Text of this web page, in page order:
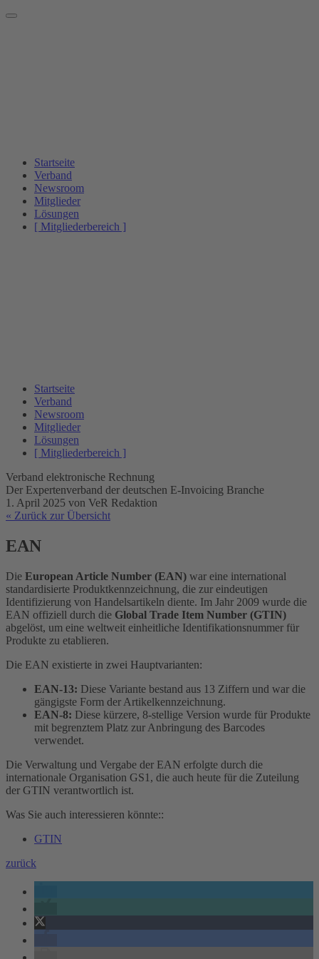
Startseite
Verband
Newsroom
Mitglieder
Lösungen
[ Mitgliederbereich ]
Startseite
Verband
Newsroom
Mitglieder
Lösungen
[ Mitgliederbereich ]
Verband elektronische Rechnung
Der Expertenverband der deutschen E-Invoicing Branche
1. April 2025 von VeR Redaktion
« Zurück zur Übersicht
EAN
Die European Article Number (EAN) war eine international
standardisierte Produktkennzeichnung, die zur eindeutigen
Identifizierung von Handelsartikeln diente. Im Jahr 2009 wurde die
EAN offiziell durch die Global Trade Item Number (GTIN)
abgelöst, um eine weltweit einheitliche Identifikationsnummer für
Produkte zu etablieren.
Die EAN existierte in zwei Hauptvarianten:
EAN-13: Diese Variante bestand aus 13 Ziffern und war die
gängigste Form der Artikelkennzeichnung.
EAN-8: Diese kürzere, 8-stellige Version wurde für Produkte
mit begrenztem Platz zur Anbringung des Barcodes
verwendet.
Die Verwaltung und Vergabe der EAN erfolgte durch die
internationale Organisation GS1, die auch heute für die Zuteilung
der GTIN verantwortlich ist.
Was Sie auch interessieren könnte::
GTIN
zurück